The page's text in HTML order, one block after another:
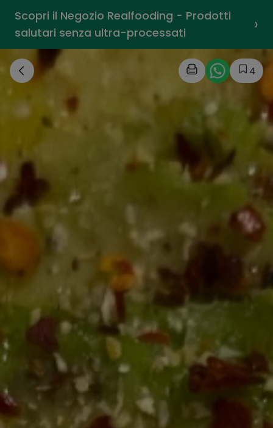
Scopri il Negozio Realfooding - Prodotti
salutari senza ultra-processati
›
4